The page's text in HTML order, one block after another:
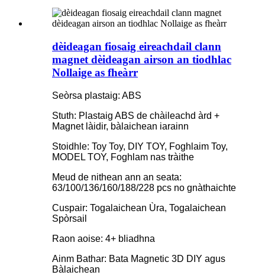
dèideagan fiosaig eireachdail clann
magnet dèideagan airson an tiodhlac
Nollaige as fheàrr
Seòrsa plastaig: ABS
Stuth: Plastaig ABS de chàileachd àrd +
Magnet làidir, bàlaichean iarainn
Stoidhle: Toy Toy, DIY TOY, Foghlaim Toy,
MODEL TOY, Foghlam nas tràithe
Meud de nithean ann an seata:
63/100/136/160/188/228 pcs no gnàthaichte
Cuspair: Togalaichean Ùra, Togalaichean
Spòrsail
Raon aoise: 4+ bliadhna
Ainm Bathar: Bata Magnetic 3D DIY agus
Bàlaichean